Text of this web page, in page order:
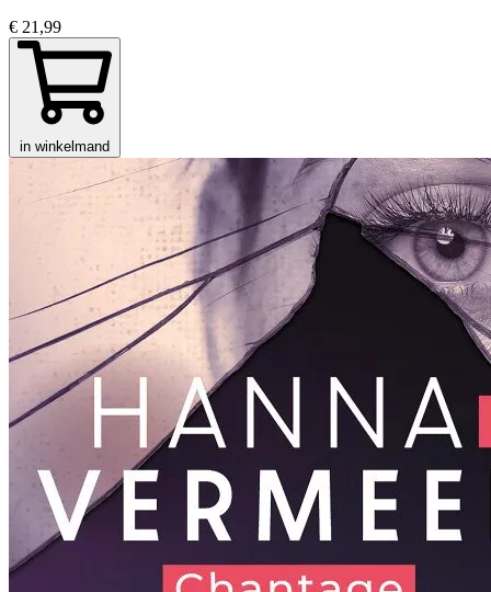
€ 21,99
in winkelmand